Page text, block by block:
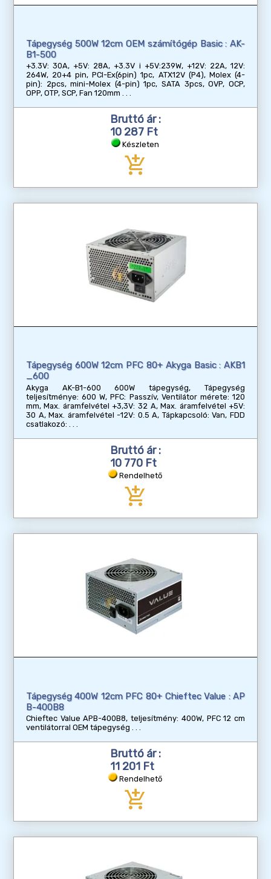
Tápegység 500W 12cm OEM számítógép Basic : AK-
B1-500
+3.3V: 30A, +5V: 28A, +3.3V i +5V:239W, +12V: 22A, 12V:
264W, 20+4 pin, PCI-Ex(6pin) 1pc, ATX12V (P4), Molex (4-
pin): 2pcs, mini-Molex (4-pin) 1pc, SATA 3pcs, OVP, OCP,
OPP, OTP, SCP, Fan 120mm
Bruttó ár :
10 287 Ft
Készleten
add_shopping_cart
Tápegység 600W 12cm PFC 80+ Akyga Basic : AKB1
_600
Akyga AK-B1-600 600W tápegység, Tápegység
teljesítménye: 600 W, PFC: Passzív, Ventilátor mérete: 120
mm, Max. áramfelvétel +3,3V: 32 A, Max. áramfelvétel +5V:
30 A, Max. áramfelvétel -12V: 0.5 A, Tápkapcsoló: Van, FDD
csatlakozó:
Bruttó ár :
10 770 Ft
Rendelhető
add_shopping_cart
Tápegység 400W 12cm PFC 80+ Chieftec Value : AP
B-400B8
Chieftec Value APB-400B8, teljesítmény: 400W, PFC 12 cm
ventilátorral OEM tápegység
Bruttó ár :
11 201 Ft
Rendelhető
add_shopping_cart